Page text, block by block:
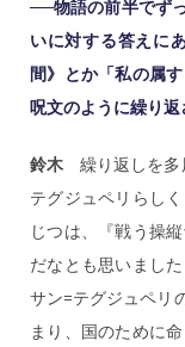
──物語の前半でず
いに対する答えに
間》とか「私の属
呪文のように繰り返
鈴木 繰り返しを多
テグジュペリらし
じつは、『戦う操
だなとも思いまし
サン=テグジュペリ
まり、国のために